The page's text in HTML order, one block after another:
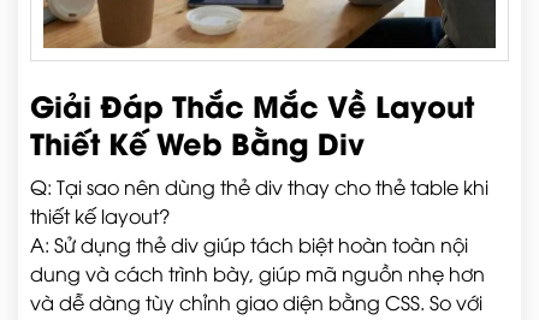
Giải Đáp Thắc Mắc Về Layout
Thiết Kế Web Bằng Div
Q: Tại sao nên dùng thẻ div thay cho thẻ table khi
thiết kế layout?
A: Sử dụng thẻ div giúp tách biệt hoàn toàn nội
dung và cách trình bày, giúp mã nguồn nhẹ hơn
và dễ dàng tùy chỉnh giao diện bằng CSS. So với